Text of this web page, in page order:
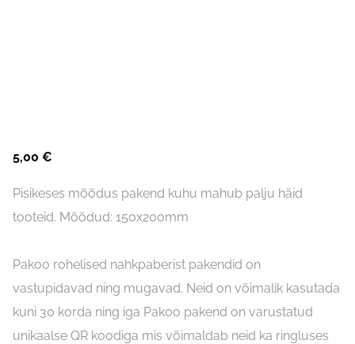
5,00 €
Pisikeses mõõdus pakend kuhu mahub palju häid
tooteid. Mõõdud: 150x200mm
Pakoo rohelised nahkpaberist pakendid on
vastupidavad ning mugavad. Neid on võimalik kasutada
kuni 30 korda ning iga Pakoo pakend on varustatud
unikaalse QR koodiga mis võimaldab neid ka ringluses